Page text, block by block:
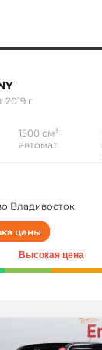
2019 г
1500 см3
автомат
Владивосток
цены
Высокая цена